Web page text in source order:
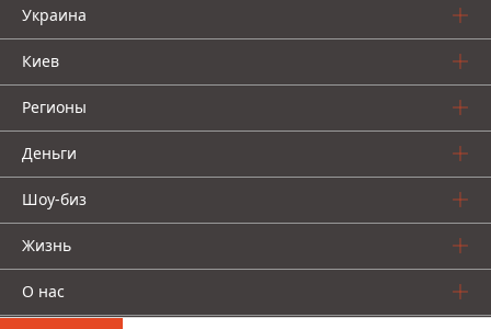
Украина
Киев
Регионы
Деньги
Шоу-биз
Жизнь
О нас